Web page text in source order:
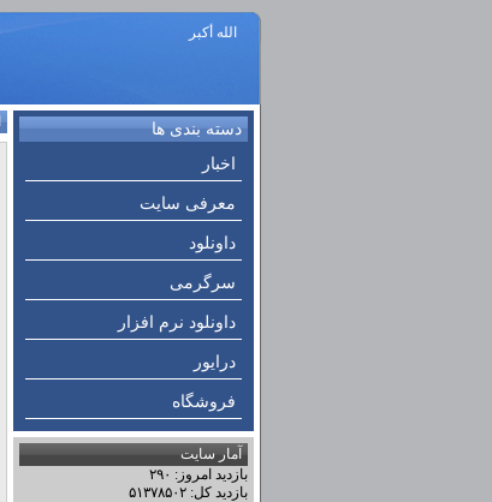
الله أكبر
دسته بندی ها
اخبار
معرفی سایت
داونلود
سرگرمی
داونلود نرم افزار
درایور
فروشگاه
آمار سایت
بازدید امروز: ۲۹۰
بازدید کل: ۵۱۳۷۸۵۰۲